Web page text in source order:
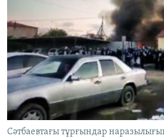
Сәтбаевтағы тұрғындар